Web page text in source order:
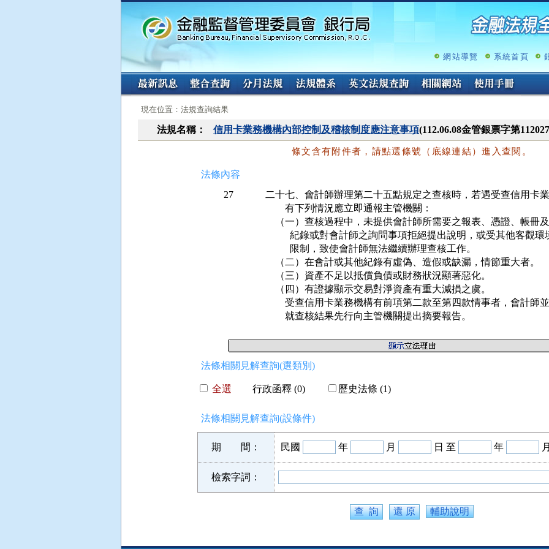
跳
容
網站導覽 系統首頁
:::
現在位置：法規查詢結果
法規名稱： 信用卡業務機構內部控制及稽核制度應注意事項(112.06.08金管銀票字第
條文含有附件者，請點選條號（底線連結）進入查閱。
法條內容
27
二十七、會計師辦理第二十五點規定之查核時，若遇受查信用卡
        有下列情況應立即通報主管機關：
（一）查核過程中，未提供會計師所需要之報表、憑證、帳冊
紀錄或對會計師之詢問事項拒絕提出說明，或受其他客觀環
          限制，致使會計師無法繼續辦理查核工作。
    （二）在會計或其他紀錄有虛偽、造假或缺漏，情節重大者。
    （三）資產不足以抵償負債或財務狀況顯著惡化。
    （四）有證據顯示交易對淨資產有重大減損之虞。
受查信用卡業務機構有前項第二款至第四款情事者，會計師
        就查核結果先行向主管機關提出摘要報告。
法條相關見解查詢(選類別)
全選 行政函釋 (0) 歷史法條 (1)
法條相關見解查詢(設條件)
期 間： 民國 年 月 日 至 年 月
檢索字詞：
輔助說明